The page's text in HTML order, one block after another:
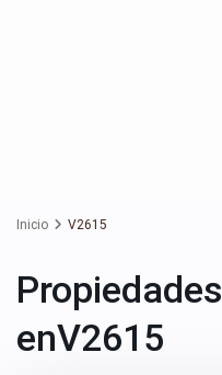
Inicio V2615
enV2615